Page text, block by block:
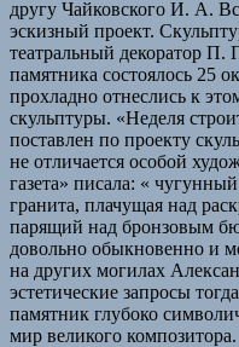
другу Чайковского И. А.
эскизный проект.
театральный декоратор
памятника состоялось 25
прохладно отнеслись к
скульптуры. «Неделя
поставлен по проекту
не отличается особой
газета» писала: «
гранита, плачущая над
парящий над бронзовым
довольно обыкновенно и
на других могилах
эстетические запросы
памятник глубоко
мир великого композитора.